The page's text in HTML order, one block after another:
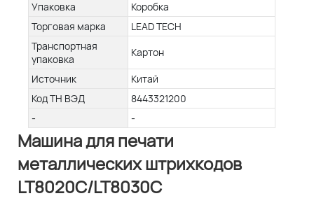
Упаковка
Коробка
Торговая марка
LEAD TECH
Транспортная
упаковка
Картон
Источник
Китай
Код ТН ВЭД
8443321200
-
-
Машина для печати
металлических штрихкодов
LT8020C/LT8030C